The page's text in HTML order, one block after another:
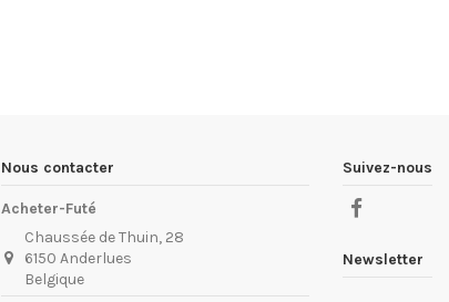
Nous contacter
Acheter-Futé
Chaussée de Thuin, 28
6150 Anderlues
Belgique
Suivez-nous
Newsletter